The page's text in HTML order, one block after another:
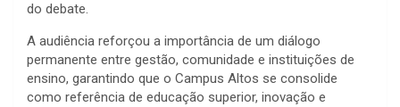
do debate.
A audiência reforçou a importância de um diálogo
permanente entre gestão, comunidade e instituições de
ensino, garantindo que o Campus Altos se consolide
como referência de educação superior, inovação e